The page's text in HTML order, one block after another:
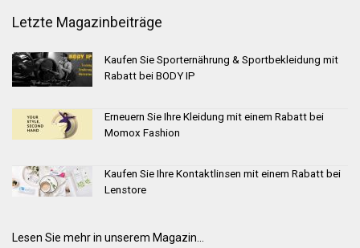
Letzte Magazinbeiträge
Kaufen Sie Sporternährung & Sportbekleidung mit
Rabatt bei BODY IP
Erneuern Sie Ihre Kleidung mit einem Rabatt bei
Momox Fashion
Kaufen Sie Ihre Kontaktlinsen mit einem Rabatt bei
Lenstore
Lesen Sie mehr in unserem Magazin...